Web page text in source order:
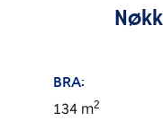
BRA:
134 m2